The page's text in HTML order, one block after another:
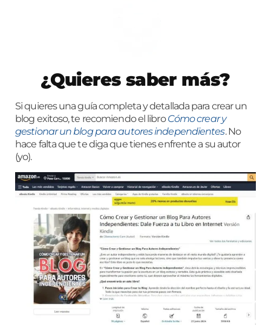
¿Quieres saber más?
Si quieres una guía completa y detallada para crear un
blog exitoso, te recomiendo el libroCómo crear y
gestionar un blog para autores independientes. No
hace falta que te diga que tienes enfrente a su autor
(yo).